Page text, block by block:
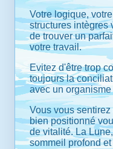
Votre logique,
structures intègres
de trouver un
votre travail.
Evitez d'être trop
toujours la
avec un
Vous vous
bien positionné
de vitalité. La
sommeil profond